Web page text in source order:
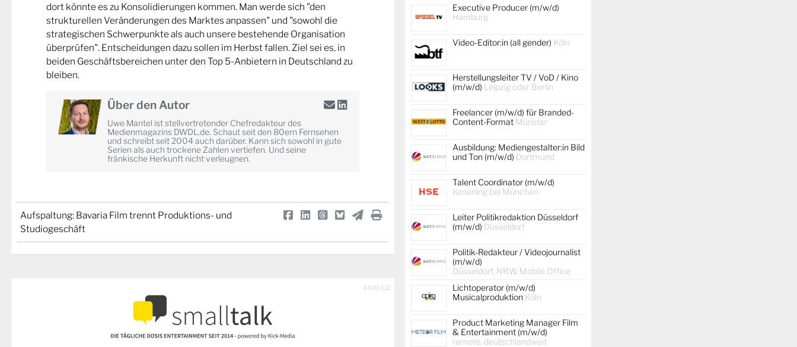
dort könnte es zu Konsolidierungen kommen. Man werde sich "den
strukturellen Veränderungen des Marktes anpassen" und "sowohl die
strategischen Schwerpunkte als auch unsere bestehende Organisation
überprüfen". Entscheidungen dazu sollen im Herbst fallen. Ziel sei es, in
beiden Geschäftsbereichen unter den Top 5-Anbietern in Deutschland zu
bleiben.
Über den Autor
Uwe Mantel ist stellvertretender Chefredakteur des
Medienmagazins DWDL.de. Schaut seit den 80ern Fernsehen
und schreibt seit 2004 auch darüber. Kann sich sowohl in gute
Serien als auch trockene Zahlen vertiefen. Und seine
fränkische Herkunft nicht verleugnen.
Aufspaltung: Bavaria Film trennt Produktions- und
Studiogeschäft
ANZEIGE
Executive Producer (m/w/d)
Hamburg
Video-Editor:in (all gender) Köln
Herstellungsleiter TV / VoD / Kino
(m/w/d) Leipzig oder Berlin
Freelancer (m/w/d) für Branded-
Content-Format Münster
Ausbildung: Mediengestalter:in Bild
und Ton (m/w/d) Dortmund
Talent Coordinator (m/w/d)
Ismaning bei München
Leiter Politikredaktion Düsseldorf
(m/w/d) Düsseldorf
Politik-Redakteur / Videojournalist
(m/w/d)
Düsseldorf, NRW, Mobile Office
Lichtoperator (m/w/d)
Musicalproduktion Köln
Product Marketing Manager Film
& Entertainment (m/w/d)
remote, deutschlandweit